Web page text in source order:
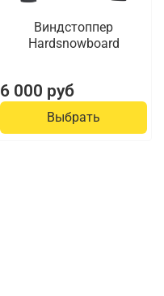
Виндстоппер
Hardsnowboard
6 000 руб
Выбрать